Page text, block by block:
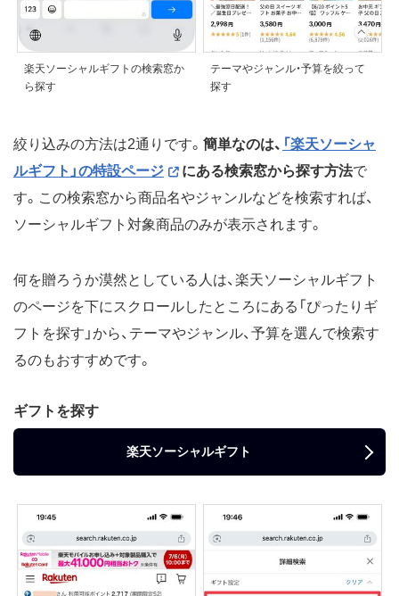
楽天ソーシャルギフトの検索窓か
ら探す
テーマやジャンル・予算を絞って
探す
絞り込みの方法は2通りです。 簡単なのは、 「楽天ソーシャ
ルギフト」の特設ページ
にある検索窓から探す方法で
す。この検索窓から商品名やジャンルなどを検索すれば、
ソーシャルギフト対象商品のみが表示されます。
何を贈ろうか漠然としている人は、楽天ソーシャルギフト
のページを下にスクロールしたところにある「ぴったりギ
フトを探す」から、テーマやジャンル、予算を選んで検索す
るのもおすすめです。
ギフトを探す
楽天ソーシャルギフト